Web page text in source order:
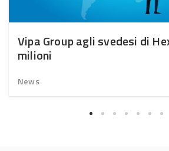
Vipa Group agli svedesi di
milioni
News